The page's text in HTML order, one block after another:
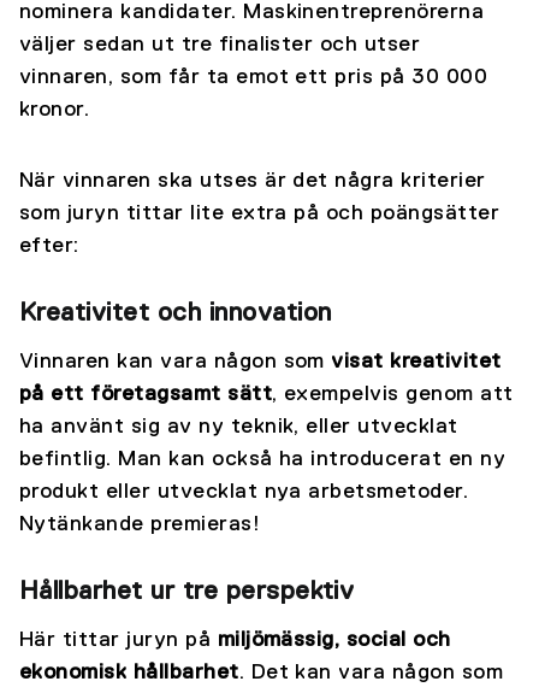
nominera kandidater. Maskinentreprenörerna
väljer sedan ut tre finalister och utser
vinnaren, som får ta emot ett pris på 30 000
kronor.
När vinnaren ska utses är det några kriterier
som juryn tittar lite extra på och poängsätter
efter:
Kreativitet och innovation
Vinnaren kan vara någon som visat kreativitet
på ett företagsamt sätt, exempelvis genom att
ha använt sig av ny teknik, eller utvecklat
befintlig. Man kan också ha introducerat en ny
produkt eller utvecklat nya arbetsmetoder.
Nytänkande premieras!
Hållbarhet ur tre perspektiv
Här tittar juryn på miljömässig, social och
ekonomisk hållbarhet. Det kan vara någon som